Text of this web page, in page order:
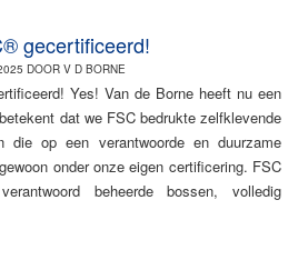
gecertificeerd!
DOOR V D BORNE
Yes! Van de Borne heeft nu een
dat we FSC bedrukte zelfklevende
die op een verantwoorde en duurzame
onder onze eigen certificering. FSC
beheerde bossen, volledig